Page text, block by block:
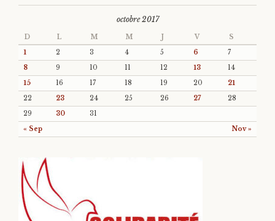
octobre 2017
D L M M J V S
« Sep Nov »
1 2 3 4 5 6
7
8
9 10 11 12 13
14
15
16 17 18 19 20
21
22
23 24 25 26 27
28
29
30 31